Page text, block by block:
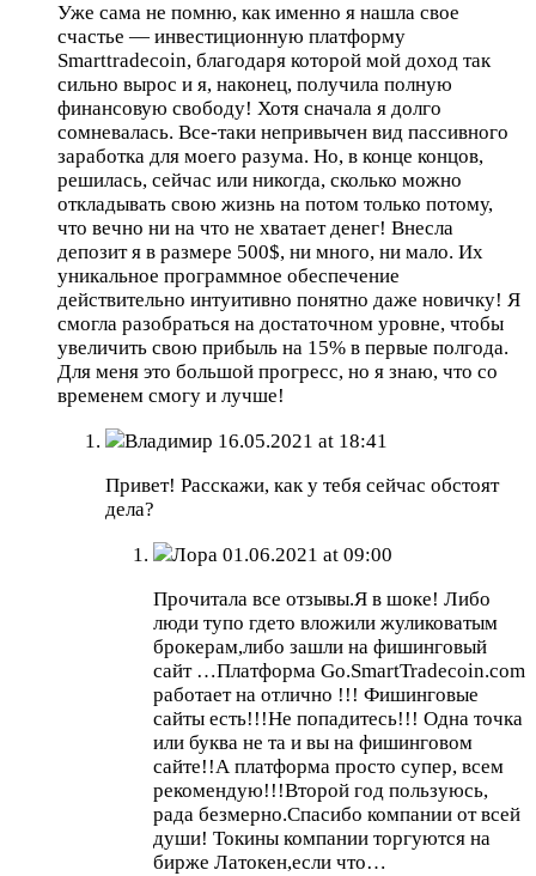
Уже сама не помню, как именно я нашла свое
счастье — инвестиционную платформу
Smarttradecoin, благодаря которой мой доход так
сильно вырос и я, наконец, получила полную
финансовую свободу! Хотя сначала я долго
сомневалась. Все-таки непривычен вид пассивного
заработка для моего разума. Но, в конце концов,
решилась, сейчас или никогда, сколько можно
откладывать свою жизнь на потом только потому,
что вечно ни на что не хватает денег! Внесла
депозит я в размере 500$, ни много, ни мало. Их
уникальное программное обеспечение
действительно интуитивно понятно даже новичку! Я
смогла разобраться на достаточном уровне, чтобы
увеличить свою прибыль на 15% в первые полгода.
Для меня это большой прогресс, но я знаю, что со
временем смогу и лучше!
Владимир 16.05.2021 at 18:41
Привет! Расскажи, как у тебя сейчас обстоят
дела?
Лора 01.06.2021 at 09:00
Прочитала все отзывы.Я в шоке! Либо
люди тупо гдето вложили жуликоватым
брокерам,либо зашли на фишинговый
сайт …Платформа Go.SmartTradecoin.com
работает на отлично !!! Фишинговые
сайты есть!!!Не попадитесь!!! Одна точка
или буква не та и вы на фишинговом
сайте!!А платформа просто супер, всем
рекомендую!!!Второй год пользуюсь,
рада безмерно.Спасибо компании от всей
души! Токины компании торгуются на
бирже Латокен,если что…